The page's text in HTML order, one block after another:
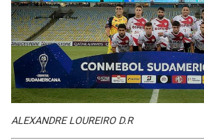
ALEXANDRE LOUREIRO D.R